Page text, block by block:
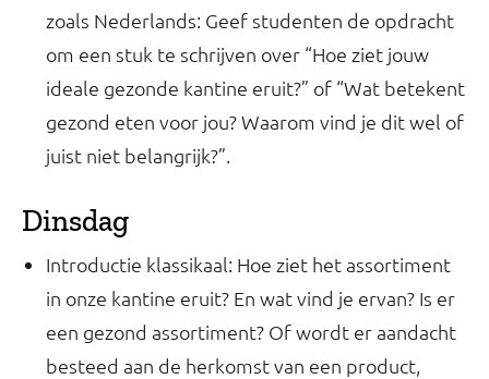
zoals Nederlands: Geef studenten de opdracht
om een stuk te schrijven over “Hoe ziet jouw
ideale gezonde kantine eruit?” of “Wat betekent
gezond eten voor jou? Waarom vind je dit wel of
juist niet belangrijk?”.
Dinsdag
Introductie klassikaal: Hoe ziet het assortiment
in onze kantine eruit? En wat vind je ervan? Is er
een gezond assortiment? Of wordt er aandacht
besteed aan de herkomst van een product,